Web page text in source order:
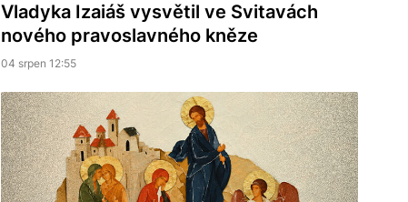
Vladyka Izaiáš vysvětil ve Svitavách
nového pravoslavného kněze
04 srpen 12:55